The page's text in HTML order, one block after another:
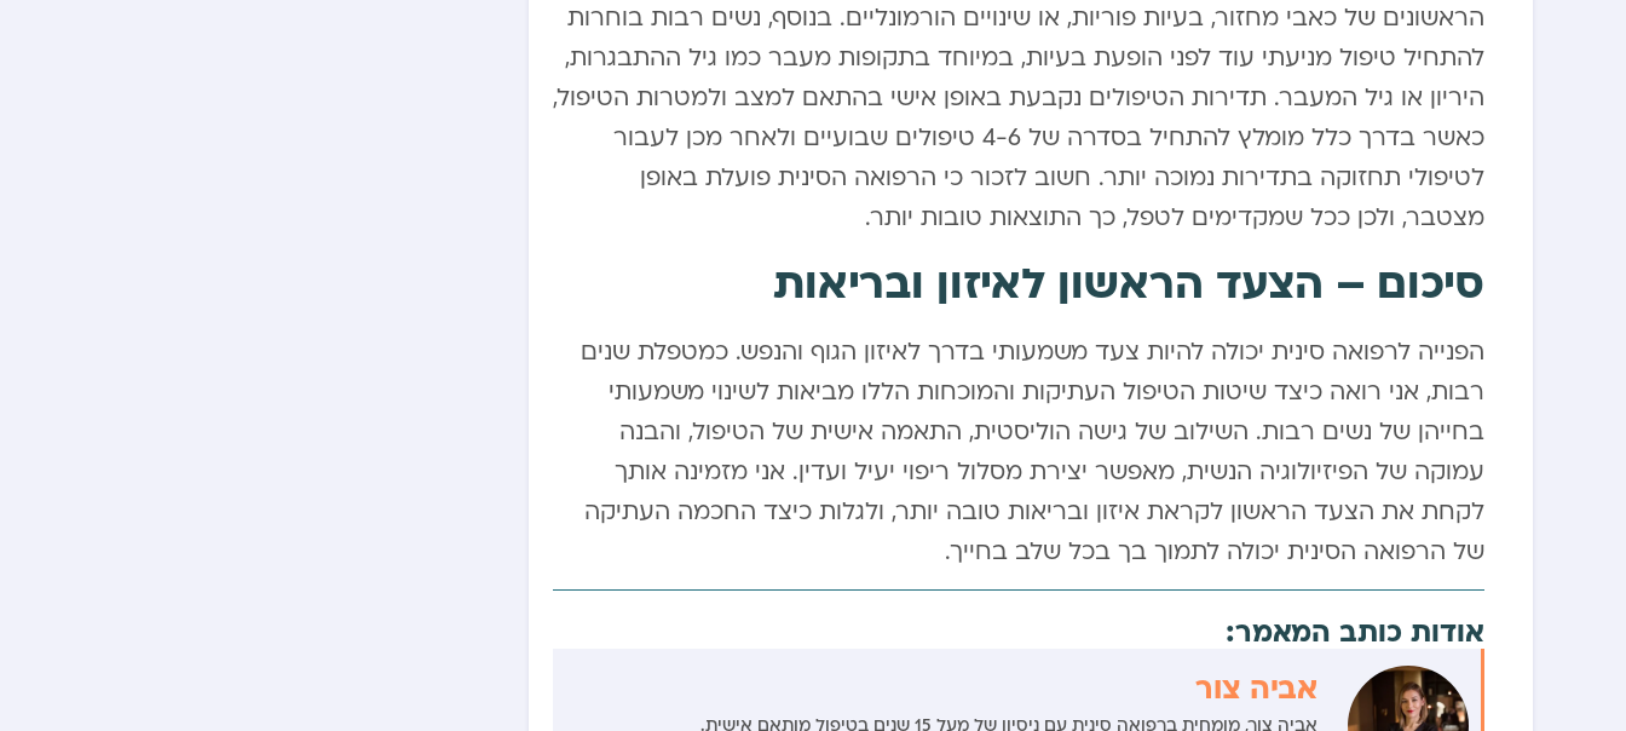
הראשונים של כאבי מחזור, בעיות פוריות, או שינויים הורמונליים. בנוסף, נשים רבות בוחרות
להתחיל טיפול מניעתי עוד לפני הופעת בעיות, במיוחד בתקופות מעבר כמו גיל ההתבגרות,
היריון או גיל המעבר. תדירות הטיפולים נקבעת באופן אישי בהתאם למצב ולמטרות הטיפול,
כאשר בדרך כלל מומלץ להתחיל בסדרה של 4-6 טיפולים שבועיים ולאחר מכן לעבור
לטיפולי תחזוקה בתדירות נמוכה יותר. חשוב לזכור כי הרפואה הסינית פועלת באופן
מצטבר, ולכן ככל שמקדימים לטפל, כך התוצאות טובות יותר.
סיכום – הצעד הראשון לאיזון ובריאות
הפנייה לרפואה סינית יכולה להיות צעד משמעותי בדרך לאיזון הגוף והנפש. כמטפלת שנים
רבות, אני רואה כיצד שיטות הטיפול העתיקות והמוכחות הללו מביאות לשינוי משמעותי
בחייהן של נשים רבות. השילוב של גישה הוליסטית, התאמה אישית של הטיפול, והבנה
עמוקה של הפיזיולוגיה הנשית, מאפשר יצירת מסלול ריפוי יעיל ועדין. אני מזמינה אותך
לקחת את הצעד הראשון לקראת איזון ובריאות טובה יותר, ולגלות כיצד החכמה העתיקה
של הרפואה הסינית יכולה לתמוך בך בכל שלב בחייך.
אודות כותב המאמר:
אביה צור
אביה צור, מומחית ברפואה סינית עם ניסיון של מעל 15 שנים בטיפול מותאם אישית.